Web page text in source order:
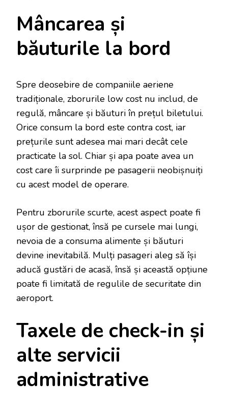
Mâncarea și
băuturile la bord
Spre deosebire de companiile aeriene
tradiționale, zborurile low cost nu includ, de
regulă, mâncare și băuturi în prețul biletului.
Orice consum la bord este contra cost, iar
prețurile sunt adesea mai mari decât cele
practicate la sol. Chiar și apa poate avea un
cost care îi surprinde pe pasagerii neobișnuiți
cu acest model de operare.
Pentru zborurile scurte, acest aspect poate fi
ușor de gestionat, însă pe cursele mai lungi,
nevoia de a consuma alimente și băuturi
devine inevitabilă. Mulți pasageri aleg să își
aducă gustări de acasă, însă și această opțiune
poate fi limitată de regulile de securitate din
aeroport.
Taxele de check-in și
alte servicii
administrative